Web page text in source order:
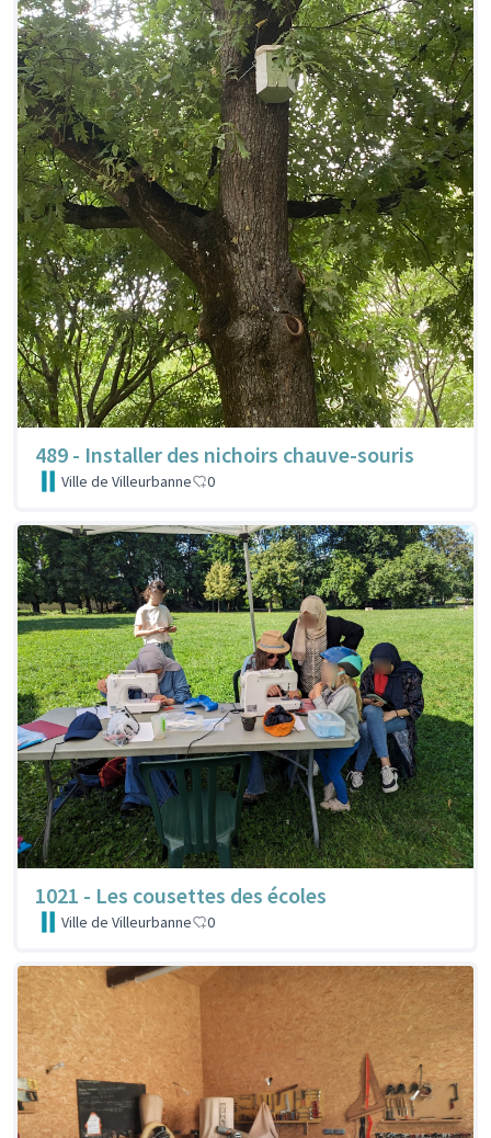
489 - Installer des nichoirs chauve-souris
Ville de Villeurbanne 0
1021 - Les cousettes des écoles
Ville de Villeurbanne 0